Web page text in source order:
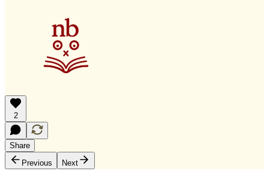
2
Share
Previous
Next